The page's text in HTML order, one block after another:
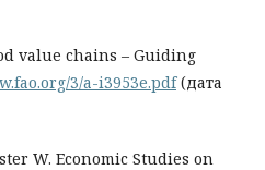
value chains – Guiding
3/a-i3953e.pdf(дата
W. Economic Studies on